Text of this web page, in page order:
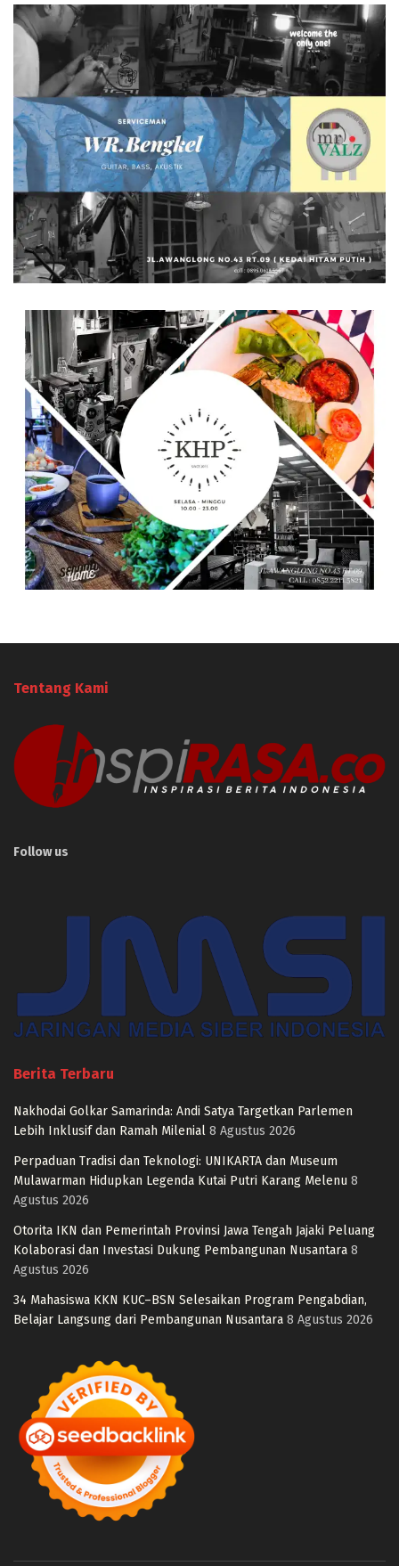
Tentang Kami
Follow us
Berita Terbaru
Nakhodai Golkar Samarinda: Andi Satya Targetkan Parlemen
Lebih Inklusif dan Ramah Milenial 8 Agustus 2026
Perpaduan Tradisi dan Teknologi: UNIKARTA dan Museum
Mulawarman Hidupkan Legenda Kutai Putri Karang Melenu 8
Agustus 2026
Otorita IKN dan Pemerintah Provinsi Jawa Tengah Jajaki Peluang
Kolaborasi dan Investasi Dukung Pembangunan Nusantara 8
Agustus 2026
34 Mahasiswa KKN KUC–BSN Selesaikan Program Pengabdian,
Belajar Langsung dari Pembangunan Nusantara 8 Agustus 2026